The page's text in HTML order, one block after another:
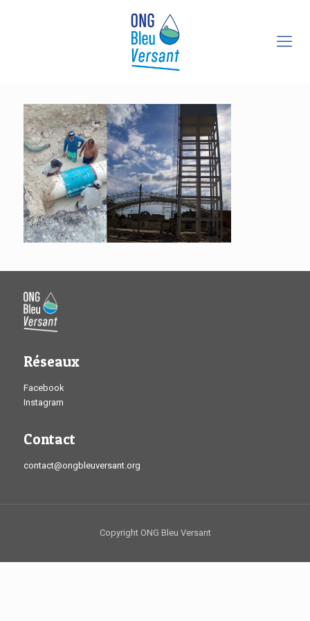
Réseaux
Facebook
Instagram
Contact
contact@ongbleuversant.org
Copyright ONG Bleu Versant